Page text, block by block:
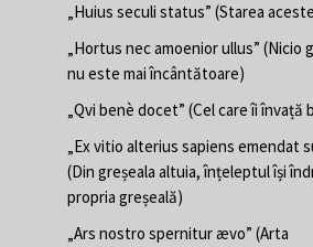
„Huius seculi status” (Starea
„Hortus nec amoenior ullus” (Nicio
nu este mai încântătoare)
„Qvi benè docet” (Cel care îi învață
„Ex vitio alterius sapiens emendat
(Din greșeala altuia, înțeleptul își
propria greșeală)
„Ars nostro spernitur ævo” (Arta